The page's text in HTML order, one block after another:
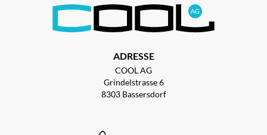
ADRESSE
COOL AG
Grindelstrasse 6
8303 Bassersdorf